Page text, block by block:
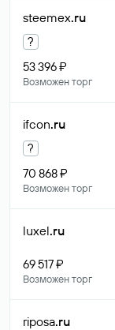
steemex.ru
?
53 396 ₽
Возможен торг
ifcon.ru
?
70 868 ₽
Возможен торг
luxel.ru
69 517 ₽
Возможен торг
riposa.ru